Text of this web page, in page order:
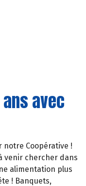
avec
notre Coopérative !
venir chercher dans
alimentation plus
! Banquets,